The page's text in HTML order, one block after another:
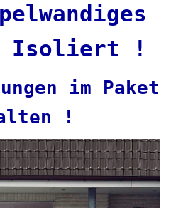
Isoliert !
im Paket
!